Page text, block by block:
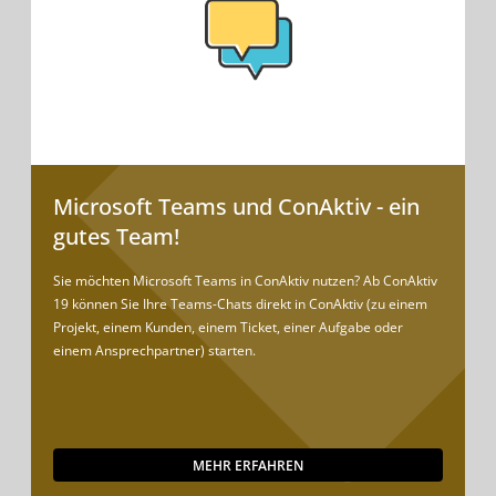
Microsoft Teams und ConAktiv - ein
gutes Team!
Sie möchten Microsoft Teams in ConAktiv nutzen? Ab ConAktiv
19 können Sie Ihre Teams-Chats direkt in ConAktiv (zu einem
Projekt, einem Kunden, einem Ticket, einer Aufgabe oder
einem Ansprechpartner) starten.
MEHR ERFAHREN